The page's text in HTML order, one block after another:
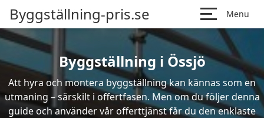
Byggställning-pris.se Menu
Byggställning i Össjö
Att hyra och montera byggställning kan kännas som en
utmaning – särskilt i offertfasen. Men om du följer denna
guide och använder vår offerttjänst får du den enklaste